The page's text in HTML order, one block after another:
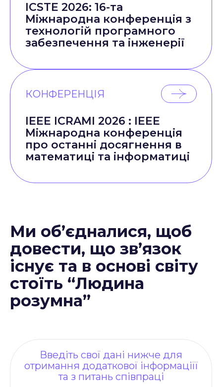
ICSTE 2026: 16-та
Міжнародна конференція з
технологій програмного
забезпечення та інженерії
КОНФЕРЕНЦІЯ
IEEE ICRAMI 2026 : IEEE
Міжнародна конференція
про останні досягнення в
математиці та інформатиці
Ми об’єдналися, щоб
довести, що зв’язок
існує та в основі світу
стоїть “Людина
розумна”
Введіть свої дані нижче для
отримання додаткової інформаціїї
та з питань співпраці